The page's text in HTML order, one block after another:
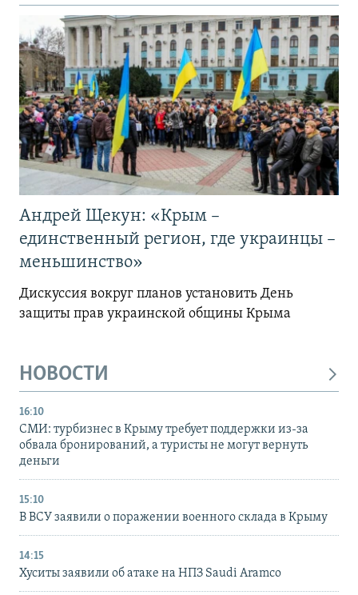
Андрей Щекун: «Крым –
единственный регион, где украинцы –
меньшинство»
Дискуссия вокруг планов установить День
защиты прав украинской общины Крыма
НОВОСТИ
16:10
СМИ: турбизнес в Крыму требует поддержки из-за
обвала бронирований, а туристы не могут вернуть
деньги
15:10
В ВСУ заявили о поражении военного склада в Крыму
14:15
Хуситы заявили об атаке на НПЗ Saudi Aramco